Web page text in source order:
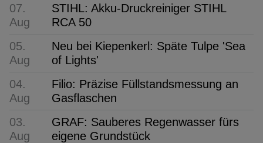
07.
Aug
STIHL: Akku-Druckreiniger STIHL
RCA 50
05.
Aug
Neu bei Kiepenkerl: Späte Tulpe 'Sea
of Lights'
04.
Aug
Filio: Präzise Füllstandsmessung an
Gasflaschen
03.
Aug
GRAF: Sauberes Regenwasser fürs
eigene Grundstück